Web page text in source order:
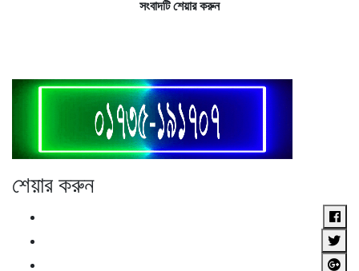
সংবাদটি শেয়ার করুন
শেয়ার করুন